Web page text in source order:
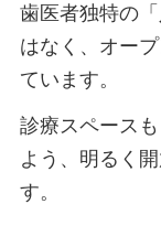
歯医者独特の
はなく、オー
ています。
診療スペース
よう、明るく
す。